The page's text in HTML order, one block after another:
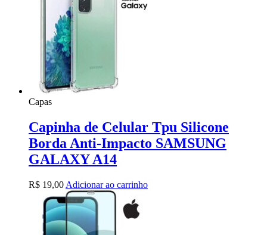
Capas
Capinha de Celular Tpu Silicone
Borda Anti-Impacto SAMSUNG
GALAXY A14
R$ 19,00 Adicionar ao carrinho